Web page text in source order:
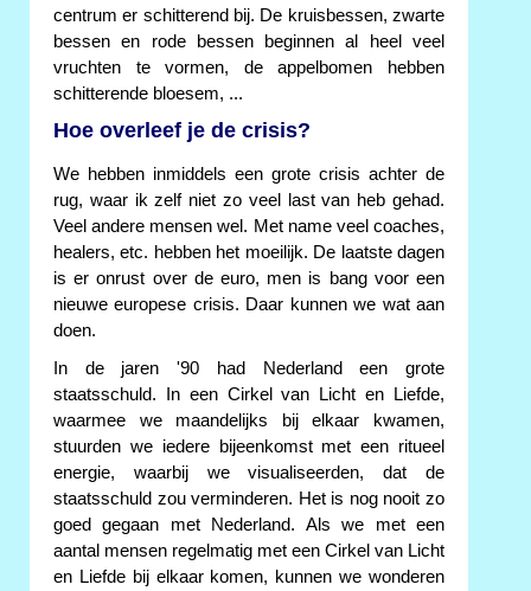
centrum er schitterend bij. De kruisbessen, zwarte
bessen en rode bessen beginnen al heel veel
vruchten te vormen, de appelbomen hebben
schitterende bloesem, ...
Hoe overleef je de crisis?
We hebben inmiddels een grote crisis achter de
rug, waar ik zelf niet zo veel last van heb gehad.
Veel andere mensen wel. Met name veel coaches,
healers, etc. hebben het moeilijk. De laatste dagen
is er onrust over de euro, men is bang voor een
nieuwe europese crisis. Daar kunnen we wat aan
doen.
In de jaren '90 had Nederland een grote
staatsschuld. In een Cirkel van Licht en Liefde,
waarmee we maandelijks bij elkaar kwamen,
stuurden we iedere bijeenkomst met een ritueel
energie, waarbij we visualiseerden, dat de
staatsschuld zou verminderen. Het is nog nooit zo
goed gegaan met Nederland. Als we met een
aantal mensen regelmatig met een Cirkel van Licht
en Liefde bij elkaar komen, kunnen we wonderen